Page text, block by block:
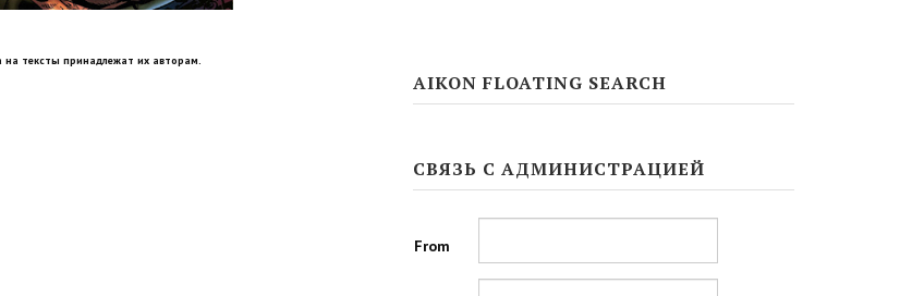
на тексты принадлежат их авторам.
AIKON FLOATING SEARCH
СВЯЗЬ С АДМИНИСТРАЦИЕЙ
From